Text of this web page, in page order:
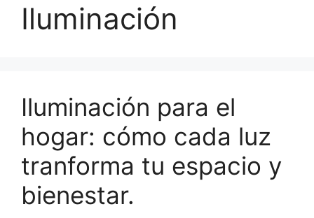
Iluminación
Iluminación para el
hogar: cómo cada luz
tranforma tu espacio y
bienestar.